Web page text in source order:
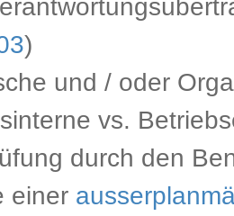
)
und / oder
vs.
durch den
einer